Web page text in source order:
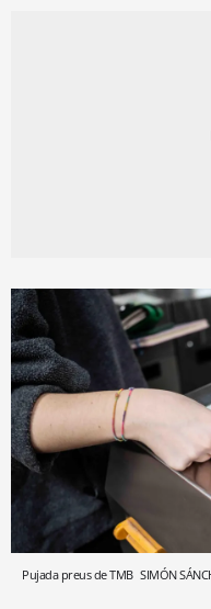
Pujada preus de TMB SIMÓN